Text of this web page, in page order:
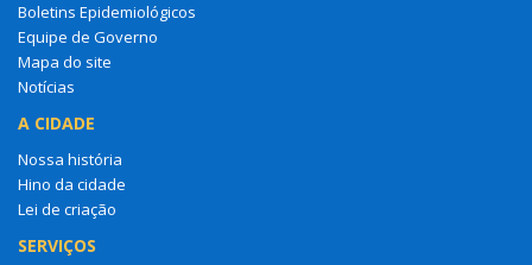
Boletins Epidemiológicos
Equipe de Governo
Mapa do site
Notícias
A CIDADE
Nossa história
Hino da cidade
Lei de criação
SERVIÇOS